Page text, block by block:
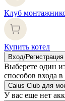
Клуб
Купить котел
Вход/Регистрация
Выберете один
способов входа в
Caius Club для
У вас еще нет